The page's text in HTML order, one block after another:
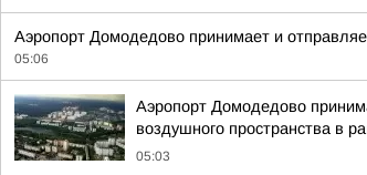
Аэропорт Домодедово принимает и
05:06
Аэропорт Домодедово
воздушного пространства в
05:03